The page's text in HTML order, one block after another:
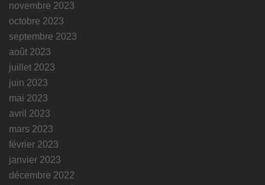
novembre 2023
octobre 2023
septembre 2023
août 2023
juillet 2023
juin 2023
mai 2023
avril 2023
mars 2023
février 2023
janvier 2023
décembre 2022